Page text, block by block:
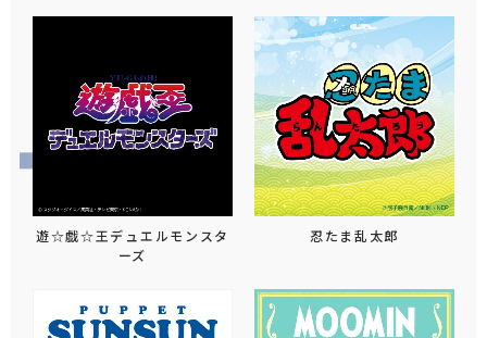
遊☆戯☆王デュエルモンスタ
ーズ
忍たま乱太郎